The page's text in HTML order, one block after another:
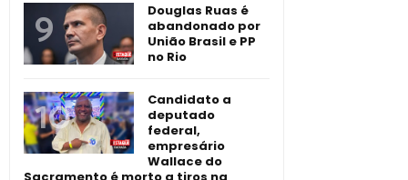
Douglas Ruas é
abandonado por
União Brasil e PP
no Rio
Candidato a
deputado
federal,
empresário
Wallace do